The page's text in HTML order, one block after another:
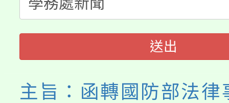
程
送出
主旨：函轉國防部法律